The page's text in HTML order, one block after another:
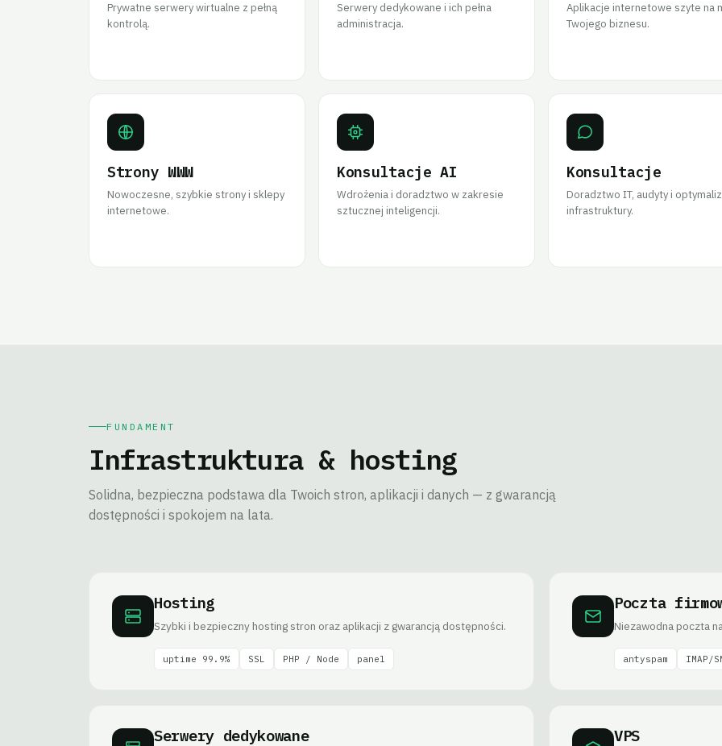
Prywatne serwery wirtualne z pełną
kontrolą.
Serwery dedykowane i ich pełna
administracja.
Aplikacje internetowe szyte na
Twojego biznesu.
Strony WWW
Nowoczesne, szybkie strony i sklepy
internetowe.
Konsultacje AI
Wdrożenia i doradztwo w zakresie
sztucznej inteligencji.
Konsultacje
Doradztwo IT, audyty i
infrastruktury.
FUNDAMENT
Infrastruktura & hosting
Solidna, bezpieczna podstawa dla Twoich stron, aplikacji i danych — z gwarancją
dostępności i spokojem na lata.
Hosting
Szybki i bezpieczny hosting stron oraz aplikacji z gwarancją dostępności.
uptime 99.9% SSL PHP / Node panel
Poczta
Niezawodna poczta
antyspam IMAP/
Serwery dedykowane VPS